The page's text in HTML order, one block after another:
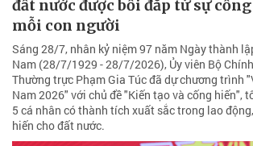
đất nước được bồi đắp từ sự
mỗi con người
Sáng 28/7, nhân kỷ niệm 97 năm Ngày thành
Nam (28/7/1929 - 28/7/2026), Ủy viên Bộ
Thường trực Phạm Gia Túc đã dự chương trình
Nam 2026" với chủ đề "Kiến tạo và cống hiến",
5 cá nhân có thành tích xuất sắc trong lao
hiến cho đất nước.